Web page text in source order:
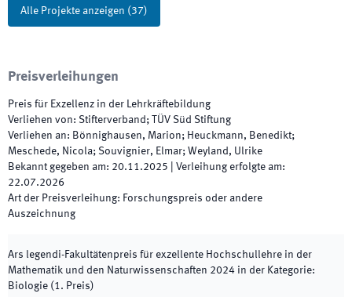
Alle Projekte anzeigen (37)
Preisverleihungen
Preis für Exzellenz in der Lehrkräftebildung
Verliehen von: Stifterverband; TÜV Süd Stiftung
Verliehen an: Bönnighausen, Marion; Heuckmann, Benedikt;
Meschede, Nicola; Souvignier, Elmar; Weyland, Ulrike
Bekannt gegeben am: 20.11.2025 Verleihung erfolgte am:
22.07.2026
Art der Preisverleihung: Forschungspreis oder andere
Auszeichnung
Ars legendi-Fakultätenpreis für exzellente Hochschullehre in der
Mathematik und den Naturwissenschaften 2024 in der Kategorie:
Biologie (1. Preis)